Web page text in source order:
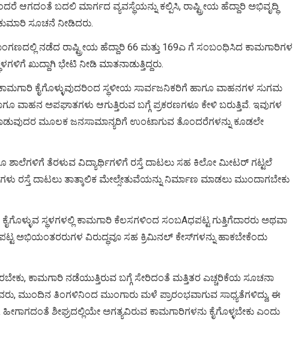
ಆಗದಂತೆ ಬದಲಿ ಮಾರ್ಗದ ವ್ಯವಸ್ಥೆಯನ್ನು ಕಲ್ಪಿಸಿ, ರಾಷ್ಟ್ರೀಯ ಹೆದ್ದಾರಿ ಅಭಿವೃದ್ಧಿ
ಕುಮಾರಿ ಸೂಚನೆ ನೀಡಿದರು.
ನಡೆದ ರಾಷ್ಟ್ರೀಯ ಹೆದ್ದಾರಿ 66 ಮತ್ತು 169ಎ ಗೆ ಸಂಬಂಧಿಸಿದ ಕಾಮಗಾರಿಗಳ
ಖುದ್ದಾಗಿ ಭೇಟಿ ನೀಡಿ ಮಾತನಾಡುತ್ತಿದ್ದರು.
ಕೈಗೊಳ್ಳುವುದರಿಂದ ಸ್ಥಳೀಯ ಸಾರ್ವಜನಿಕರಿಗೆ ಹಾಗೂ ವಾಹನಗಳ ಸುಗಮ
ವಾಹನ ಅಪಘಾತಗಳು ಆಗುತ್ತಿರುವ ಬಗ್ಗೆ ಪ್ರಕರಣಗಳೂ ಕೇಳಿ ಬರುತ್ತಿವೆ. ಇವುಗಳ
ಮೂಲಕ ಜನಸಾಮಾನ್ಯರಿಗೆ ಉಂಟಾಗುವ ತೊಂದರೆಗಳನ್ನು ಕೂಡಲೇ
ತೆರಳುವ ವಿದ್ಯಾರ್ಥಿಗಳಿಗೆ ರಸ್ತೆ ದಾಟಲು ಸಹ ಕಿಲೋ ಮೀಟರ್ ಗಟ್ಟಲೆ
ದಾಟಲು ತಾತ್ಕಾಲಿಕ ಮೇಲ್ಸೇತುವೆಯನ್ನು ನಿರ್ಮಾಣ ಮಾಡಲು ಮುಂದಾಗಬೇಕು
ಸ್ಥಳಗಳಲ್ಲಿ ಕಾಮಗಾರಿ ಕೆಲಸಗಳಿಂದ ಸಂಬAಧಪಟ್ಟ ಗುತ್ತಿಗೆದಾರರು ಅಥವಾ
ಅಭಿಯಂತರರುಗಳ ವಿರುದ್ಧವೂ ಸಹ ಕ್ರಿಮಿನಲ್ ಕೇಸ್‌ಗಳನ್ನು ಹಾಕಬೇಕೆಂದು
ಕಾಮಗಾರಿ ನಡೆಯುತ್ತಿರುವ ಬಗ್ಗೆ ಸೇರಿದಂತೆ ಮತ್ತಿತರ ಎಚ್ಚರಿಕೆಯ ಸೂಚನಾ
ಮುಂದಿನ ತಿಂಗಳಿನಿಂದ ಮುಂಗಾರು ಮಳೆ ಪ್ರಾರಂಭವಾಗುವ ಸಾಧ್ಯತೆಗಳಿದ್ದು, ಈ
ಶೀಘ್ರದಲ್ಲಿಯೇ ಅಗತ್ಯವಿರುವ ಕಾಮಗಾರಿಗಳನು ಕೈಗೊಳ್ಳಬೇಕು ಎಂದು